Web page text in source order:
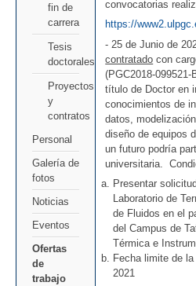
fin de
carrera
Tesis
doctorales
Proyectos
y
contratos
Personal
Galería de
fotos
Noticias
Eventos
Ofertas
de
trabajo
convocatorias
https://
- 25 de Junio de
contratado con
(PGC2018-
título de Doctor en
conocimientos de
datos,
diseño de equipos
un futuro podría
universitaria.
Presentar
Laboratorio de
de Fluidos en el
del Campus de
Térmica e
Fecha limite de
2021